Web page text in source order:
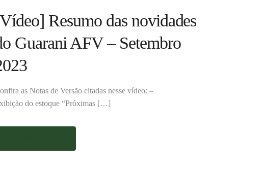
Resumo das novidades
Guarani AFV – Setembro
as Notas de Versão citadas nesse vídeo: –
do estoque “Próximas […]